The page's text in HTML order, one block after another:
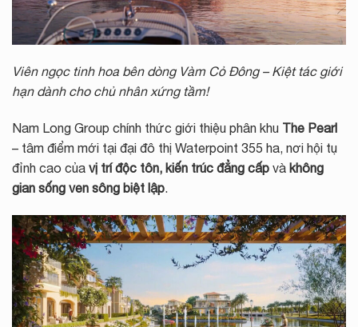
Viên ngọc tinh hoa bên dòng Vàm Cỏ Đông – Kiệt tác giới
hạn dành cho chủ nhân xứng tầm!
Nam Long Group chính thức giới thiệu phân khu The Pearl
– tâm điểm mới tại đại đô thị Waterpoint 355 ha, nơi hội tụ
đỉnh cao của vị trí độc tôn, kiến trúc đẳng cấp và không
gian sống ven sông biệt lập.